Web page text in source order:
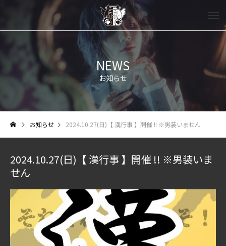
NEWS
お知らせ
お知らせ 2024.10.27(日)【 漢行事 】開催 !! ※男装いません
2024.10.27(日)【 漢行事 】開催 !! ※男装いま
せん